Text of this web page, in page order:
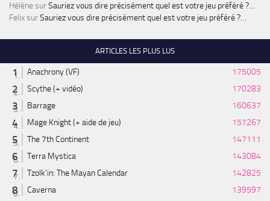
HélènesurSauriez vous dire précisément quel est votre jeu préféré ?…
FelixsurSauriez vous dire précisément quel est votre jeu préféré ?…
ARTICLES LES PLUS LUS
Anachrony (VF)
175005
Scythe (+ vidéo)
170283
Barrage
160637
Mage Knight (+ aide de jeu)
157267
The 7th Continent
147111
Terra Mystica
143084
Tzolk'in: The Mayan Calendar
142825
Caverna
139597